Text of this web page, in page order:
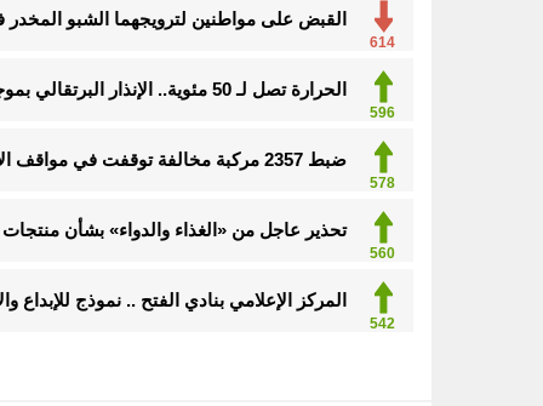
614
القبض على مواطنين لترويجهما الشبو
596
الحرارة تصل لـ 50 مئوية.. الإنذار البرتقالي بموجة حارة على الأحساء وعدة مدن بالشرقية
598
ضبط 2357 مركبة مخالفة توقفت في مواقف الأشخاص ذوي الإعاقة
560
تحذير عاجل من «الغذاء والدواء» بشأن
542
المركز الإعلامي بنادي الفتح .. نموذج للإبداع